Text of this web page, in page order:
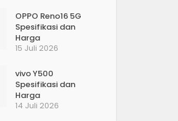
OPPO Reno16 5G
Spesifikasi dan
Harga
15 Juli 2026
vivo Y500
Spesifikasi dan
Harga
14 Juli 2026